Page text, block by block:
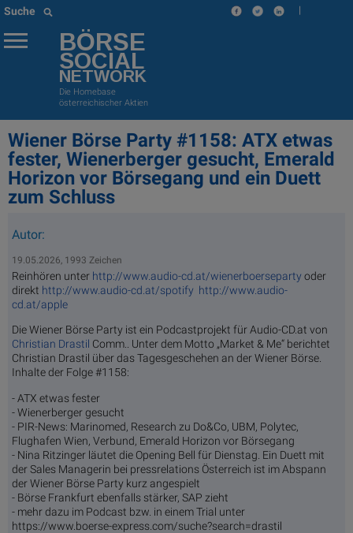
Suche |
BÖRSE
SOCIAL
NETWORK
Die Homebase
österreichischer Aktien
Wiener Börse Party #1158: ATX etwas
fester, Wienerberger gesucht, Emerald
Horizon vor Börsegang und ein Duett
zum Schluss
Autor:
19.05.2026, 1993 Zeichen
Reinhören unter http://www.audio-cd.at/wienerboerseparty oder
direkt http://www.audio-cd.at/spotify http://www.audio-
cd.at/apple
Die Wiener Börse Party ist ein Podcastprojekt für Audio-CD.at von
Christian Drastil Comm.. Unter dem Motto „Market & Me“ berichtet
Christian Drastil über das Tagesgeschehen an der Wiener Börse.
Inhalte der Folge #1158:
- ATX etwas fester
- Wienerberger gesucht
- PIR-News: Marinomed, Research zu Do&Co, UBM, Polytec,
Flughafen Wien, Verbund, Emerald Horizon vor Börsegang
- Nina Ritzinger läutet die Opening Bell für Dienstag. Ein Duett mit
der Sales Managerin bei pressrelations Österreich ist im Abspann
der Wiener Börse Party kurz angespielt
- Börse Frankfurt ebenfalls stärker, SAP zieht
- mehr dazu im Podcast bzw. in einem Trial unter
https://www.boerse-express.com/suche?search=drastil